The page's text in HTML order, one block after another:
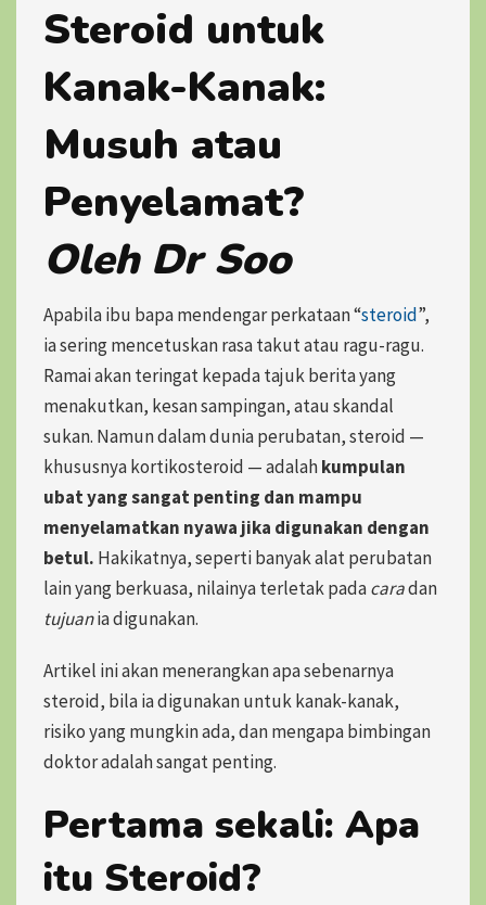
Steroid untuk
Kanak-Kanak:
Musuh atau
Penyelamat?
Oleh Dr Soo
Apabila ibu bapa mendengar perkataan “steroid”,
ia sering mencetuskan rasa takut atau ragu-ragu.
Ramai akan teringat kepada tajuk berita yang
menakutkan, kesan sampingan, atau skandal
sukan. Namun dalam dunia perubatan, steroid —
khususnya kortikosteroid — adalahkumpulan
ubat yang sangat penting dan mampu
menyelamatkan nyawa jika digunakan dengan
betul. Hakikatnya, seperti banyak alat perubatan
lain yang berkuasa, nilainya terletak padacaradan
tujuania digunakan.
Artikel ini akan menerangkan apa sebenarnya
steroid, bila ia digunakan untuk kanak-kanak,
risiko yang mungkin ada, dan mengapa bimbingan
doktor adalah sangat penting.
Pertama sekali: Apa
itu Steroid?